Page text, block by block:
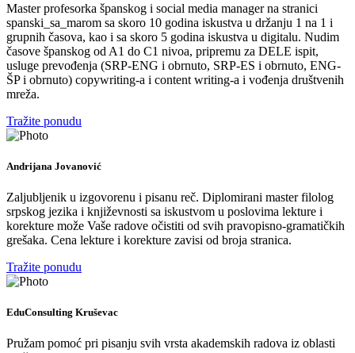
Master profesorka španskog i social media manager na stranici
spanski_sa_marom sa skoro 10 godina iskustva u držanju 1 na 1 i
grupnih časova, kao i sa skoro 5 godina iskustva u digitalu. Nudim
časove španskog od A1 do C1 nivoa, pripremu za DELE ispit,
usluge prevođenja (SRP-ENG i obrnuto, SRP-ES i obrnuto, ENG-
ŠP i obrnuto) copywriting-a i content writing-a i vođenja društvenih
mreža.
Tražite ponudu
Andrijana Jovanović
Zaljubljenik u izgovorenu i pisanu reč. Diplomirani master filolog
srpskog jezika i književnosti sa iskustvom u poslovima lekture i
korekture može Vaše radove očistiti od svih pravopisno-gramatičkih
grešaka. Cena lekture i korekture zavisi od broja stranica.
Tražite ponudu
EduConsulting Kruševac
Pružam pomoć pri pisanju svih vrsta akademskih radova iz oblasti